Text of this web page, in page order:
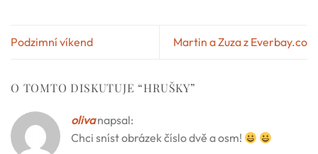
Podzimní víkend Martin a Zuza z Everbay.co
O TOMTO DISKUTUJE “HRUŠKY”
oliva napsal:
Chci sníst obrázek číslo dvě a osm!